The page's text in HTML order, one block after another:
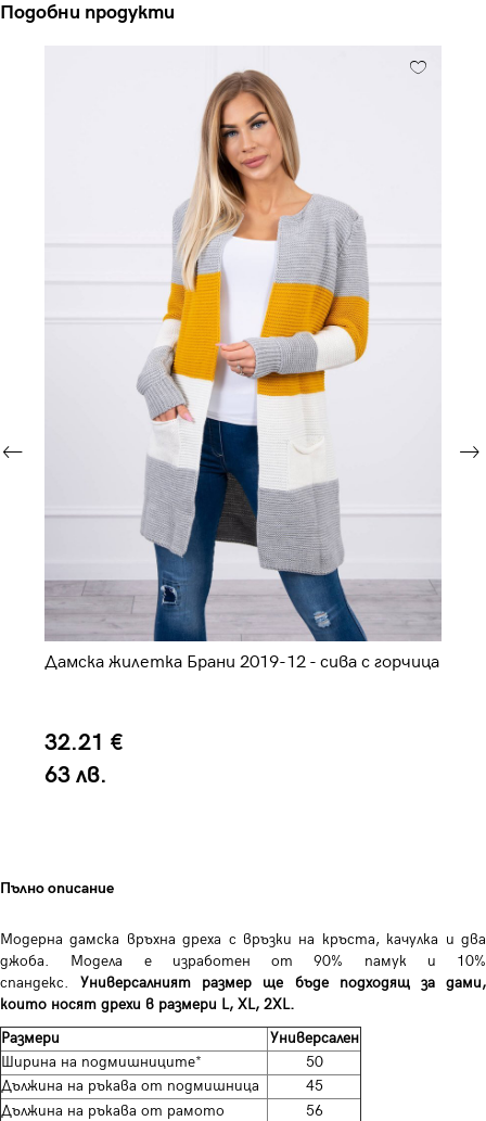
Подобни продукти
Дамска жилетка Брани 2019-12 - сива с горчица
32.21 €
63 лв.
Пълно описание
Модерна дамска връхна дреха с връзки на кръста, качулка и два
джоба. Модела е изработен от 90% памук и 10%
спандекс.Универсалният размер ще бъде подходящ за дами,
които носят дрехи в размери L, XL, 2XL.
Размери
Универсален
Ширина на подмишниците*
50
Дължина на ръкава от подмишница
45
Дължина на ръкава от рамото
56